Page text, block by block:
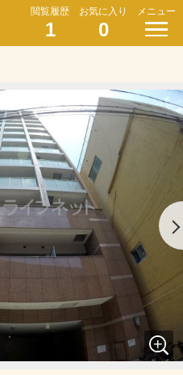
閲覧履歴
1
お気に入り
0
メニュー